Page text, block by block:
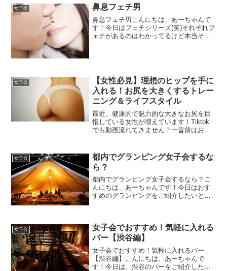
ヌーンティー女子会なんて優雅でいいで
すよね！暖かい日にはテラス...
女子会 鼻息フェチ男
鼻息フェチ男こんにちは、あーちゃんで
す！今日はフェチシリーズ(笑)それぞれフ
ェチがあるのはわかってるけど本当それ
女子会
【女性必見】理想のヒップを手に
入れる！お尻を大きくするトレー
ニング＆ライフスタイル
最近、健康的で魅力的な大きなお尻を目
指している女性が増えています！Tiktok
でも動画流れてきません？一昔前はおし
ョンや健康面でのメリットもあり、自信
を持って鍛える...
女子会
都内でグランピング女子会するな
ら？
都内でグランピング女子会するなら？こ
んにちは、あーちゃんです！今日はおす
すめのグランピングをご紹介したいと思
ングを合わせたのが...
女子会
女子会でおすすめ！気軽に入れる
バー【渋谷編】
女子会でおすすめ！気軽に入れるバー
【渋谷編】こんにちは、あーちゃんで
す！今日は、渋谷のバーをご紹介したい